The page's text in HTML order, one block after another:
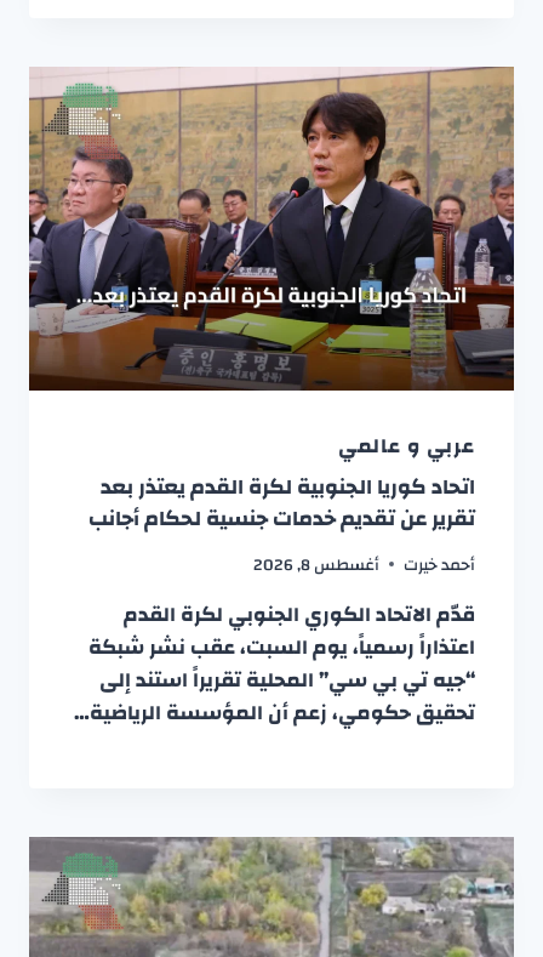
عربي و عالمي
اتحاد كوريا الجنوبية لكرة القدم يعتذر بعد
تقرير عن تقديم خدمات جنسية لحكام أجانب
أحمد خيرت أغسطس 8, 2026
قدّم الاتحاد الكوري الجنوبي لكرة القدم
اعتذاراً رسمياً، يوم السبت، عقب نشر شبكة
“جيه تي بي سي” المحلية تقريراً استند إلى
تحقيق حكومي، زعم أن المؤسسة الرياضية…